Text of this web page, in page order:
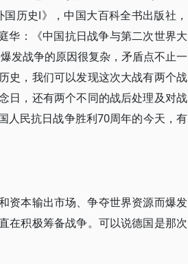
历史Ⅰ》，中国大百科全书出版社，
华：《中国抗日战争与第二次世界大
发战争的原因很复杂，矛盾点不止一
史，我们可以发现这次大战有两个战
日，还有两个不同的战后处理及对战
人民抗日战争胜利70周年的今天，有
资本输出市场、争夺世界资源而爆发
在积极筹备战争。可以说德国是那次